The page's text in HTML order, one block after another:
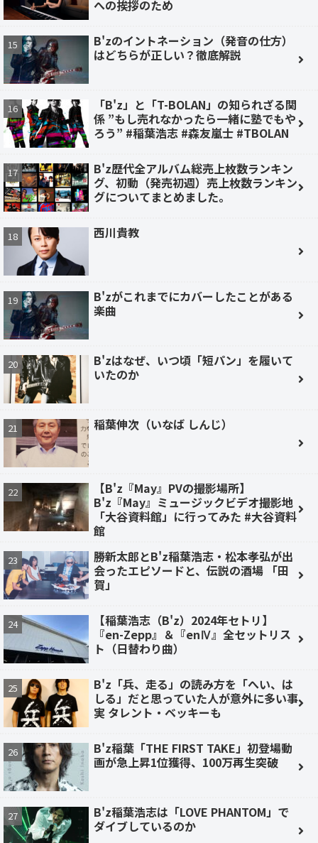
への挨拶のため
B'zのイントネーション（発音の仕方）
はどちらが正しい？徹底解説
「B'z」と「T-BOLAN」の知られざる関
係 ”もし売れなかったら一緒に塾でもや
ろう” #稲葉浩志 #森友嵐士 #TBOLAN
B'z歴代全アルバム総売上枚数ランキン
グ、初動（発売初週）売上枚数ランキン
グについてまとめました。
西川貴教
B'zがこれまでにカバーしたことがある
楽曲
B'zはなぜ、いつ頃「短パン」を履いて
いたのか
稲葉伸次（いなば しんじ）
【B'z『May』PVの撮影場所】
B'z『May』ミュージックビデオ撮影地
「大谷資料館」に行ってみた #大谷資料
館
勝新太郎とB'z稲葉浩志・松本孝弘が出
会ったエピソードと、伝説の酒場 「田
賀」
【稲葉浩志（B'z）2024年セトリ】
『en-Zepp』＆『enⅣ』全セットリス
ト（日替わり曲）
B'z「兵、走る」の読み方を「へい、は
しる」だと思っていた人が意外に多い事
実 タレント・ベッキーも
B'z稲葉「THE FIRST TAKE」初登場動
画が急上昇1位獲得、100万再生突破
B'z稲葉浩志は「LOVE PHANTOM」で
ダイブしているのか